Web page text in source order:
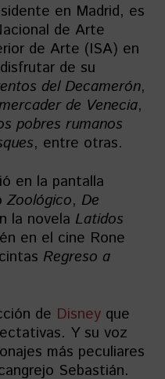
en Madrid, es
de Arte
de Arte (ISA) en
de su
del Decamerón,
de Venecia,
pobres rumanos
, entre otras.
en la pantalla
Zoológico, De
la novela Latidos
en el cine Rone
Regreso a
de Disney que
Y su voz
más peculiares
Sebastián.